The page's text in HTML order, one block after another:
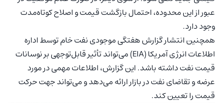
عبور از این محدوده، احتمال بازگشت قیمت و اصلاح کوتاه‌مدت
وجود دارد.
همچنین انتشار گزارش هفتگی موجودی نفت خام توسط اداره
اطلاعات انرژی آمریکا (EIA) می‌تواند تأثیر قابل‌توجهی بر نوسانات
قیمت نفت داشته باشد. این گزارش، اطلاعات مهمی در مورد
عرضه و تقاضای نفت در بازار ارائه می‌دهد و می‌تواند جهت حرکت
قیمت را تعیین کند.